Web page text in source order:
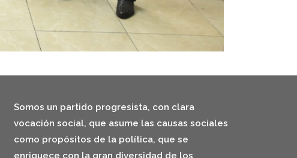
Somos un partido progresista, con clara
vocación social, que asume las causas sociales
como propósitos de la política, que se
enriquece con la gran diversidad de los